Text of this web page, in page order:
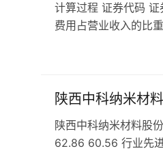
计算过程 证券代码
费用占营业收入的比
陕西中科纳米材
陕西中科纳米材料股
62.86 60.56 行业先